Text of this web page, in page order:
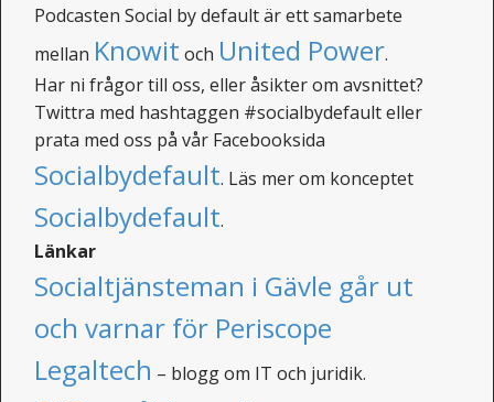
Podcasten Social by default är ett samarbete
mellan Knowit och United Power.
Har ni frågor till oss, eller åsikter om avsnittet?
Twittra med hashtaggen #socialbydefault eller
prata med oss på vår Facebooksida
Socialbydefault. Läs mer om konceptet
Socialbydefault.
Länkar
Socialtjänsteman i Gävle går ut
och varnar för Periscope
Legaltech – blogg om IT och juridik.